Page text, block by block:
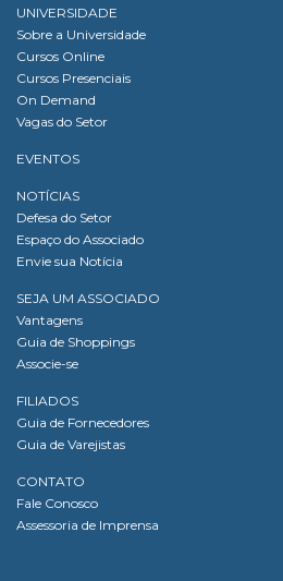
UNIVERSIDADE
Sobre a Universidade
Cursos Online
Cursos Presenciais
On Demand
Vagas do Setor
EVENTOS
NOTÍCIAS
Defesa do Setor
Espaço do Associado
Envie sua Notícia
SEJA UM ASSOCIADO
Vantagens
Guia de Shoppings
Associe-se
FILIADOS
Guia de Fornecedores
Guia de Varejistas
CONTATO
Fale Conosco
Assessoria de Imprensa